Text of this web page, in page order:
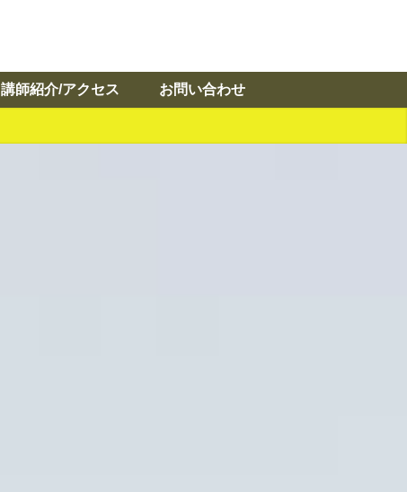
講師紹介/アクセス お問い合わせ